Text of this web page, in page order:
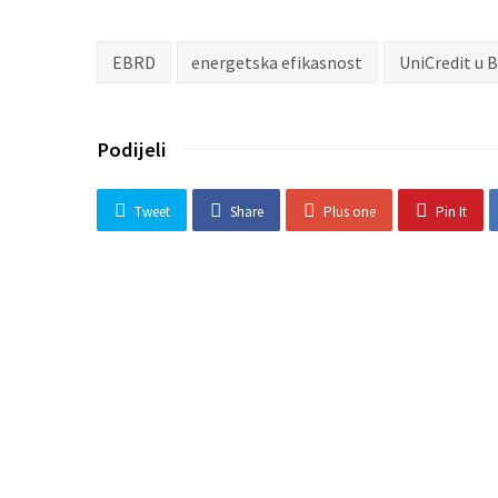
EBRD energetska efikasnost UniCredit u
Podijeli
Tweet Share Plus one Pin It